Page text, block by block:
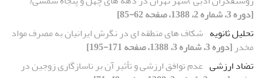
[دوره 3، شماره 2، 1388، صفحه 62-85]
تحلیل ثانویه شکاف های منطقه ای در نگرش ایرانیان به مصرف مواد
مخدر [دوره 3، شماره 3، 1388، صفحه 171-195]
تضاد ارزشی عدم توافق ارزشی و تأثیر آن بر ناسازگاری زوجین در